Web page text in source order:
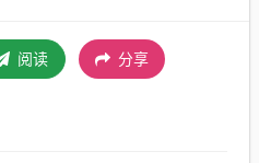
阅读 分享